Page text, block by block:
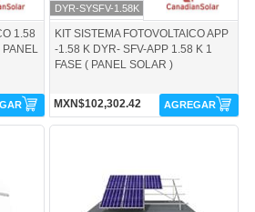
1.58
SOLAR
DYR-SYSFV-1.58K
KIT SISTEMA FOTOVOLTAICO APP
-1.58 K DYR- SFV-APP 1.58 K 1
FASE ( PANEL SOLAR )
MXN$102,302.42 AGREGAR